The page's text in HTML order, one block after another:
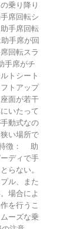
乗り降り
席回転シ
手席回転
手席が回
回転スラ
手席がチ
トシート
トアップ
面が若干
いたって
動式なの
い場所で
特徴： 助
ディで手
らない。
ル、また
場合によ
を行うこ
ーズな乗